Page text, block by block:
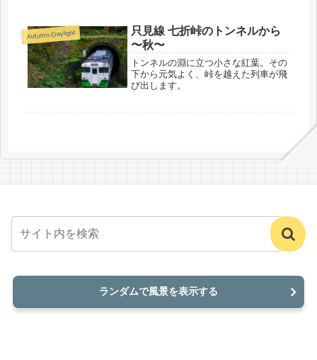
Autumn-Daylight
只見線 七折峠のトンネルから
〜秋〜
トンネルの淵に立つ小さな紅葉。その
下から元気よく、峠を越えた列車が飛
び出します。
ランダムで風景を表示する